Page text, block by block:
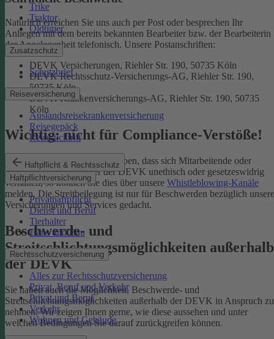
Trike
Traktor
Oldtimer
Zusatzschutz
Schutzbrief
Reiseversicherung
Auslandsreisekrankenversicherung
Reisegepäck
Reiserücktritt
Haftpflicht & Rechtsschutz
Haftpflichtversicherung
Privathaftpflicht
Dienst und Beruf
Tierhalter
Haus und Bau
Rechtsschutzversicherung
Alles zur Rechtsschutzversicherung
Privat, Beruf und Verkehr
Privat und Beruf
Verkehr
Wohnen und Gebäude
Natürlich erreichen Sie uns auch per Post oder besprechen Ihr
Anliegen mit dem bereits bekannten Bearbeiter bzw. der Bearbeiterin
der Angelegenheit telefonisch. Unsere Postanschriften:
DEVK Versicherungen, Riehler Str. 190, 50735 Köln
DEVK Rechtsschutz-Versicherungs-AG, Riehler Str. 190,
50735 Köln
DEVK Krankenversicherungs-AG, Riehler Str. 190, 50735
Köln
Wichtig: nicht für Compliance-Verstöße!
Wenn Sie Kenntnis darüber haben, dass sich Mitarbeitende oder
Partnerinnen und Partner der DEVK unethisch oder gesetzeswidrig
verhalten, so können Sie dies über unsere Whistleblowing-Kanäle
melden. Die Streitbeilegung ist nur für Beschwerden bezüglich
Versicherungen und Services gedacht.
Beschwerde- und
Streitschlichtungsmöglichkeiten außerhalb
der DEVK
Sie haben auch die Möglichkeit, Beschwerde- und
Streitschlichtungsmöglichkeiten außerhalb der DEVK in Anspruch zu
nehmen. Wir zeigen Ihnen gerne, wie diese aussehen und unter
welchen Bedingungen Sie darauf zurückgreifen können.